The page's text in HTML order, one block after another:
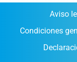
Aviso
Condiciones